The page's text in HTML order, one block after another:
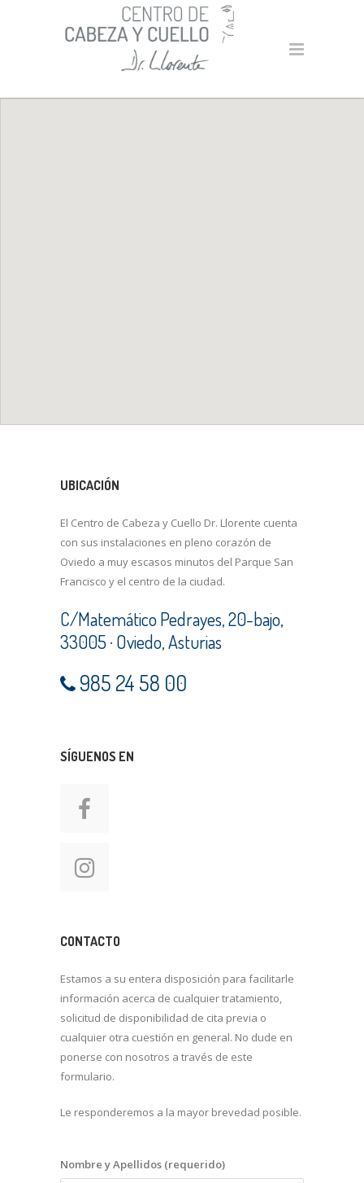
UBICACIÓN
El Centro de Cabeza y Cuello Dr. Llorente cuenta
con sus instalaciones en pleno corazón de
Oviedo a muy escasos minutos del Parque San
Francisco y el centro de la ciudad.
C/Matemático Pedrayes, 20-bajo,
33005 · Oviedo, Asturias
985 24 58 00
SÍGUENOS EN
CONTACTO
Estamos a su entera disposición para facilitarle
información acerca de cualquier tratamiento,
solicitud de disponibilidad de cita previa o
cualquier otra cuestión en general. No dude en
ponerse con nosotros a través de este
formulario.
Le responderemos a la mayor brevedad posible.
Nombre y Apellidos (requerido)